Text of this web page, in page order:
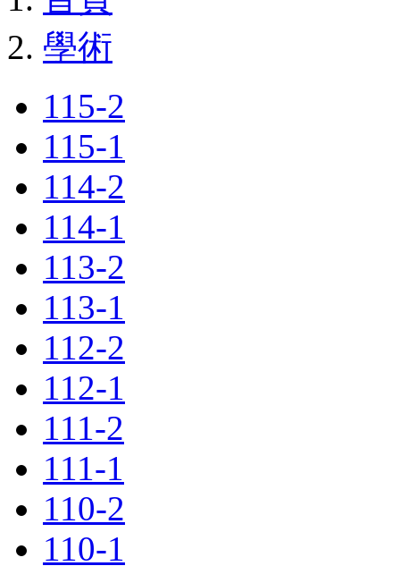
學術
115-2
115-1
114-2
114-1
113-2
113-1
112-2
112-1
111-2
111-1
110-2
110-1